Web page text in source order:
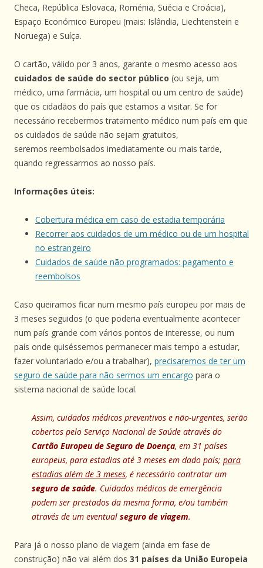
Checa, República Eslovaca, Roménia, Suécia e Croácia),
Espaço Económico Europeu (mais: Islândia, Liechtenstein e
Noruega) e Suíça.
O cartão, válido por 3 anos, garante o mesmo acesso aos
cuidados de saúde do sector público (ou seja, um
médico, uma farmácia, um hospital ou um centro de saúde)
que os cidadãos do país que estamos a visitar. Se for
necessário recebermos tratamento médico num país em que
os cuidados de saúde não sejam gratuitos,
seremos reembolsados imediatamente ou mais tarde,
quando regressarmos ao nosso país.
Informações úteis:
Cobertura médica em caso de estadia temporária
Recorrer aos cuidados de um médico ou de um hospital
no estrangeiro
Cuidados de saúde não programados: pagamento e
reembolsos
Caso queiramos ficar num mesmo país europeu por mais de
3 meses seguidos (o que poderia eventualmente acontecer
num país grande com vários pontos de interesse, ou num
país onde quiséssemos permanecer mais tempo a estudar,
fazer voluntariado e/ou a trabalhar), precisaremos de ter um
seguro de saúde para não sermos um encargo para o
sistema nacional de saúde local.
Assim, cuidados médicos preventivos e não-urgentes, serão
cobertos pelo Serviço Nacional de Saúde através do
Cartão Europeu de Seguro de Doença, em 31 países
europeus, para estadias até 3 meses em dado país; para
estadias além de 3 meses, é necessário contratar um
seguro de saúde. Cuidados médicos de emergência
podem ser prestados da mesma forma, e/ou também
através de um eventual seguro de viagem.
Para já o nosso plano de viagem (ainda em fase de
construção) não vai além dos 31 países da União Europeia